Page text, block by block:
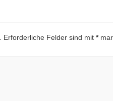
Erforderliche Felder sind mit *